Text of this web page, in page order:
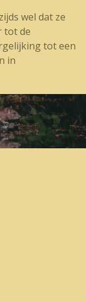
wel dat ze
tot de
tot een
in